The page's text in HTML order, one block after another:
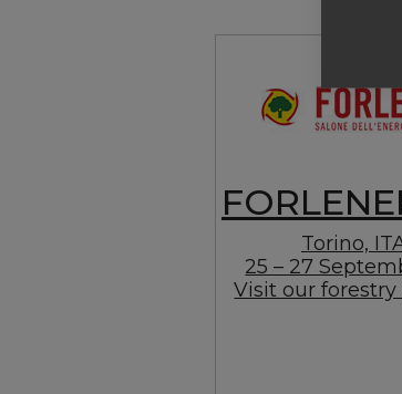
Torino,
25 – 27
Visit our forestry